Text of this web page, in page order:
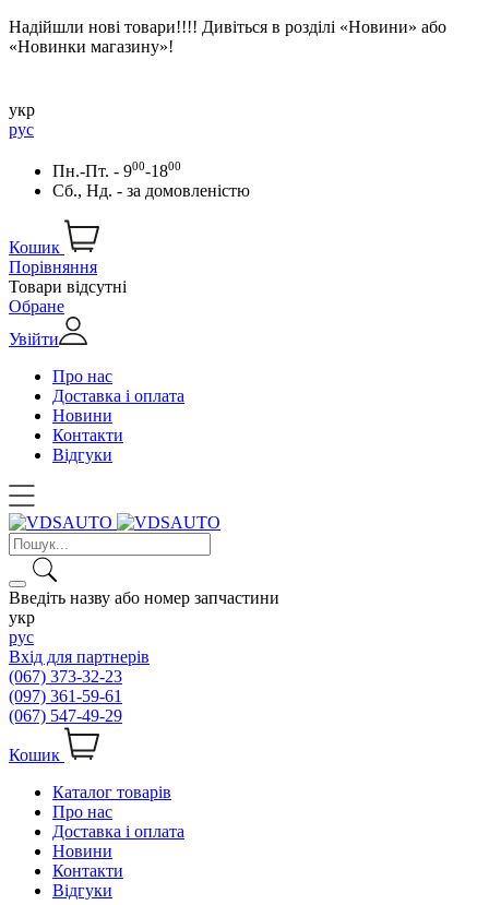
Надійшли нові товари!!!! Дивіться в розділі «Новини» або
«Новинки магазину»!
укр
рус
Пн.-Пт. - 900-1800
Сб., Нд. - за домовленістю
Кошик
Порівняння
Товари відсутні
Обране
Увійти
Про нас
Доставка і оплата
Новини
Контакти
Відгуки
Введіть назву або номер запчастини
укр
рус
Вхід для партнерів
(067) 373-32-23
(097) 361-59-61
(067) 547-49-29
Кошик
Каталог товарів
Про нас
Доставка і оплата
Новини
Контакти
Відгуки